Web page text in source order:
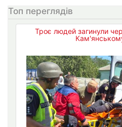
Топ переглядів
Троє людей загинули